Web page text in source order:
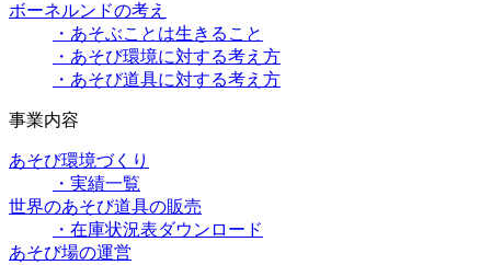
ボーネルンドの考え
・あそぶことは生きること
・あそび環境に対する考え方
・あそび道具に対する考え方
事業内容
あそび環境づくり
・実績一覧
世界のあそび道具の販売
・在庫状況表ダウンロード
あそび場の運営